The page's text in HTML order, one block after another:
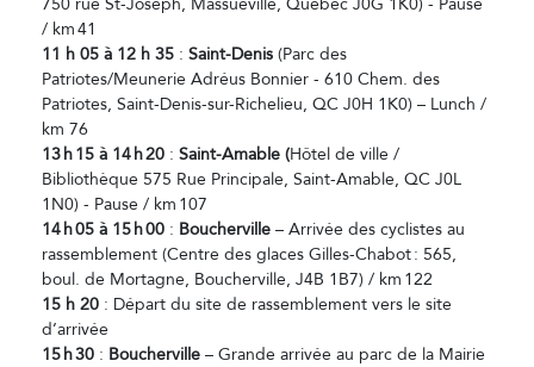
/ km 41
11 h 05 à 12 h 35 : Saint-Denis (Parc des
Patriotes/Meunerie Adréus Bonnier - 610 Chem. des
Patriotes, Saint-Denis-sur-Richelieu, QC J0H 1K0) – Lunch /
km 76
13h15 à 14h20 : Saint-Amable (Hôtel de ville /
Bibliothèque 575 Rue Principale, Saint-Amable, QC J0L
1N0) - Pause / km 107
14h05 à 15h00 : Boucherville – Arrivée des cyclistes au
rassemblement (Centre des glaces Gilles-Chabot : 565,
boul. de Mortagne, Boucherville, J4B 1B7) / km 122
15 h 20 : Départ du site de rassemblement vers le site
d’arrivée
15h30 : Boucherville – Grande arrivée au parc de la Mairie